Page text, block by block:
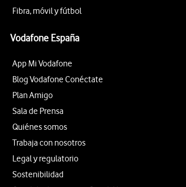
Fibra, móvil y fútbol
Vodafone España
App Mi Vodafone
Blog Vodafone Conéctate
Plan Amigo
Sala de Prensa
Quiénes somos
Trabaja con nosotros
Legal y regulatorio
Sostenibilidad